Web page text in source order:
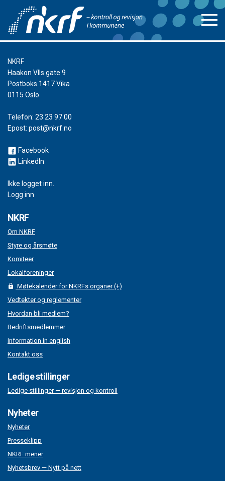
NKRF
Haakon VIIs gate 9
Postboks 1417 Vika
0115 Oslo
Telefon: 23 23 97 00
Epost: post@nkrf.no
Facebook
LinkedIn
Ikke logget inn.
Logg inn
NKRF
Om NKRF
Styre og årsmøte
Komiteer
Lokalforeninger
Møtekalender for NKRFs organer (+)
Vedtekter og reglementer
Hvordan bli medlem?
Bedriftsmedlemmer
Information in english
Kontakt oss
Ledige stillinger
Ledige stillinger — revisjon og kontroll
Nyheter
Nyheter
Presseklipp
NKRF mener
Nyhetsbrev — Nytt på nett